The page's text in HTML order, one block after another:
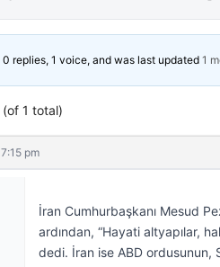
replies, 1 voice, and was last updated 1
1 total)
pm
İran Cumhurbaşkanı Mesud
ardından, “Hayati altyapılar,
dedi. İran ise ABD ordusunun,